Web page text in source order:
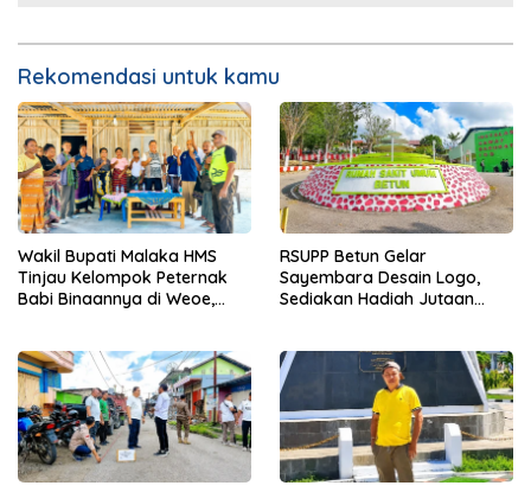
Rekomendasi untuk kamu
Wakil Bupati Malaka HMS
Tinjau Kelompok Peternak
Babi Binaannya di Weoe,
RSUPP Betun Gelar
Sayembara Desain Logo,
Sediakan Hadiah Jutaan